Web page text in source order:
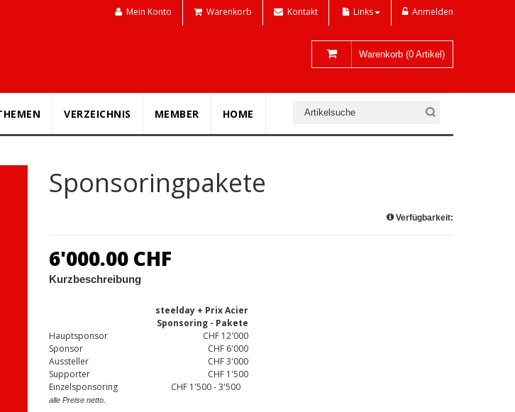
Mein Konto Warenkorb Kontakt Links Anmelden
Warenkorb (0 Artikel)
VERZEICHNIS MEMBER HOME
Sponsoringpakete
Verfügbarkeit:
6'000.00 CHF
Kurzbeschreibung
steelday + Prix Acier
Sponsoring - Pakete
Hauptsponsor
CHF 12'000
Sponsor
CHF 6'000
Aussteller
CHF 3'000
Supporter
CHF 1'500
Einzelsponsoring
CHF 1'500 - 3'500
alle Preise netto.